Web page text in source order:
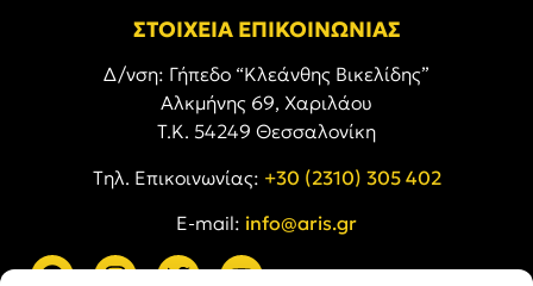
ΣΤΟΙΧΕΙΑ ΕΠΙΚΟΙΝΩΝΙΑΣ
Δ/νση: Γήπεδο “Κλεάνθης Βικελίδης”
Αλκμήνης 69, Χαριλάου
Τ.Κ. 54249 Θεσσαλονίκη
Tηλ. Επικοινωνίας: +30 (2310) 305 402
E-mail: info@aris.gr